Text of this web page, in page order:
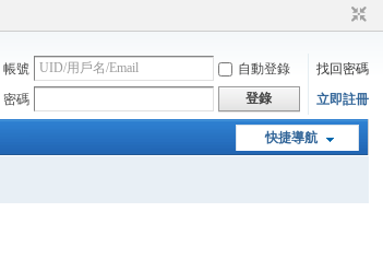
帳號 自動登錄
找回密碼
密碼
登錄 立即註冊
快捷導航